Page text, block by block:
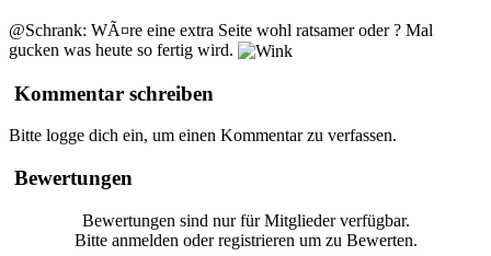
@Schrank: WÃ¤re eine extra Seite wohl ratsamer oder ? Mal
gucken was heute so fertig wird.
Kommentar schreiben
Bitte logge dich ein, um einen Kommentar zu verfassen.
Bewertungen
Bewertungen sind nur für Mitglieder verfügbar.
Bitte anmelden oder registrieren um zu Bewerten.